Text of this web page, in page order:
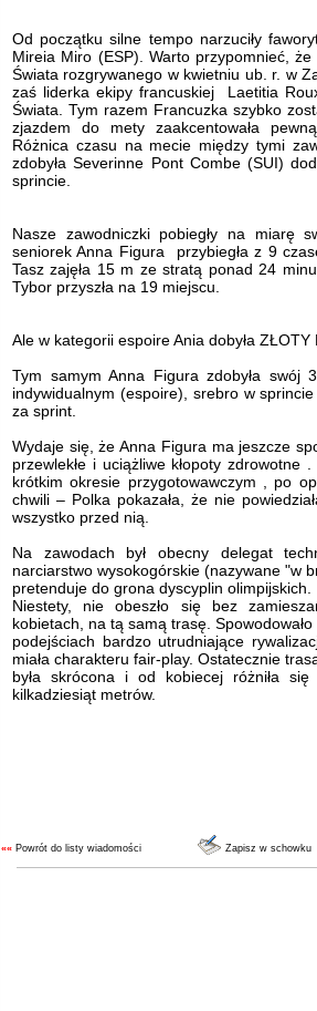
Od początku silne tempo narzuciły
Mireia Miro (ESP). Warto przypomnieć,
Świata rozgrywanego w kwietniu ub. r. w
zaś liderka ekipy francuskiej Laetitia
Świata. Tym razem Francuzka szybko
zjazdem do mety zaakcentowała
Różnica czasu na mecie między tymi
zdobyła Severinne Pont Combe (SUI)
sprincie.
Nasze zawodniczki pobiegły na miarę
seniorek Anna Figura przybiegła z 9
Tasz zajęła 15 m ze stratą ponad 24
Tybor przyszła na 19 miejscu.
Ale w kategorii espoire Ania dobyła
Tym samym Anna Figura zdobyła
indywidualnym (espoire), srebro w
za sprint.
Wydaje się, że Anna Figura ma jeszcze
przewlekłe i uciążliwe kłopoty zdrowotne
krótkim okresie przygotowawczym , po
chwili – Polka pokazała, że nie
wszystko przed nią.
Na zawodach był obecny delegat
narciarstwo wysokogórskie (nazywane "w
pretenduje do grona dyscyplin olimpijskich.
Niestety, nie obeszło się bez
kobietach, na tą samą trasę.
podejściach bardzo utrudniające
miała charakteru fair-play. Ostatecznie
była skrócona i od kobiecej różniła
kilkadziesiąt metrów.
«« Powrót do listy wiadomości Zapisz w schowku